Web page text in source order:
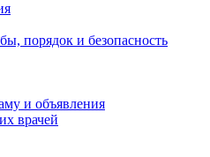
порядок и безопасность
и объявления
врачей